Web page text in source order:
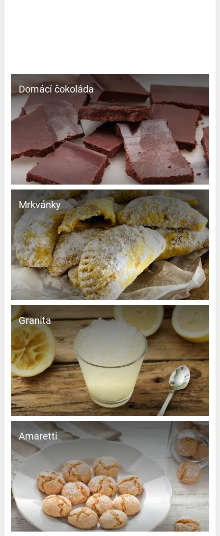
Domácí čokoláda
Mrkvánky
Granita
Amaretti